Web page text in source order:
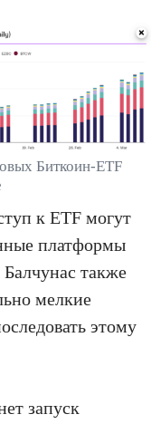
Биткоин-ETF
к ETF могут
платформы
также
мелкие
этому
запуск